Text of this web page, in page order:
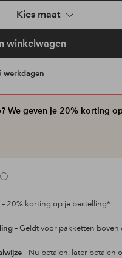
Kies maat
winkelwagen
werkdagen
We geven je 20% korting
– 20% korting op je bestelling*
– Geldt voor pakketten boven
– Nu betalen, later betalen